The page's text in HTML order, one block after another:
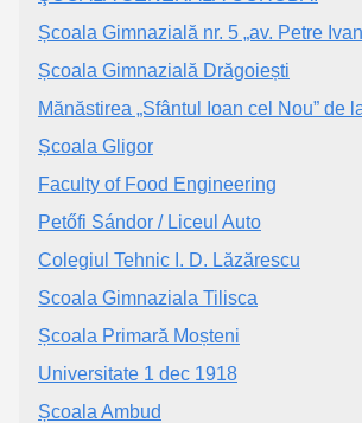
Școala Gimnazială nr. 5 „av. Petre
Școala Gimnazială Drăgoiești
Mănăstirea „Sfântul Ioan cel Nou” de
Școala Gligor
Faculty of Food Engineering
Petőfi Sándor / Liceul Auto
Colegiul Tehnic I. D. Lăzărescu
Scoala Gimnaziala Tilisca
Școala Primară Moșteni
Universitate 1 dec 1918
Școala Ambud